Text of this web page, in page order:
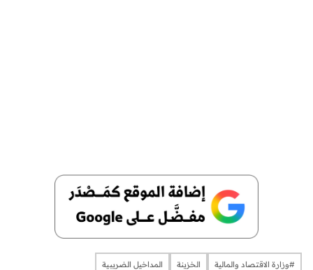
#وزارة الاقتصاد والمالية الخزينة المداخيل الضريبية